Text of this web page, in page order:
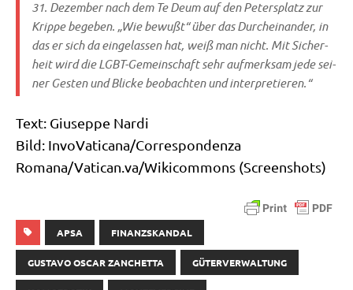
31. Dezem­ber nach dem Te Deumauf den Peters­platz zur
Krip­pe bege­ben. „Wie bewußt“ über das Durch­ein­an­der, in
das er sich da ein­ge­las­sen hat, weiß man nicht. Mit Sicher­
heit wird die LGBT-Gemein­schaft sehr auf­merk­sam jede sei­
ner Gesten und Blicke beob­ach­ten und interpretieren.“
Text: Giu­sep­pe Nardi
Bild: InvoVaticana/​Correspondenza
Romana/Vatican.va/Wikicommons (Screen­shots)
APSA FINANZSKANDAL
GUSTAVO OSCAR ZANCHETTA GÜTERVERWALTUNG